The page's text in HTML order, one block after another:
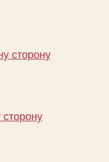
сторону